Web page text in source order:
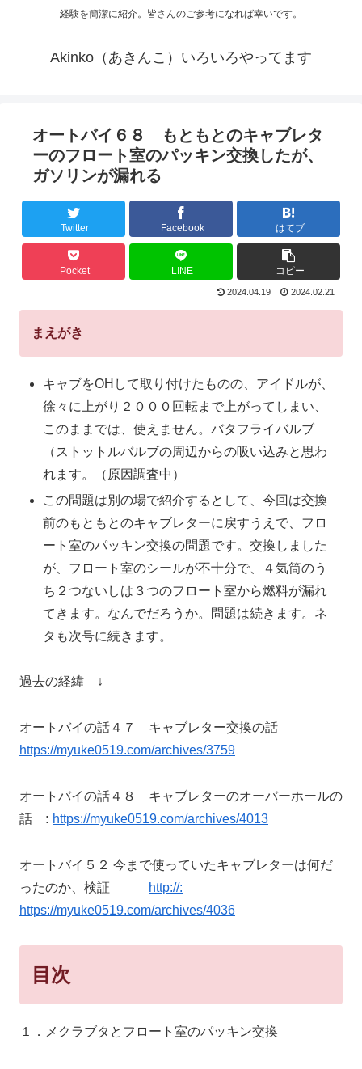
経験を簡潔に紹介。皆さんのご参考になれば幸いです。
Akinko（あきんこ）いろいろやってます
オートバイ６８ もともとのキャブレタ
ーのフロート室のパッキン交換したが、
ガソリンが漏れる
Twitter Facebook はてブ
Pocket LINE コピー
2024.04.19 2024.02.21
まえがき
キャブをOHして取り付けたものの、アイドルが、
徐々に上がり２０００回転まで上がってしまい、
このままでは、使えません。バタフライバルブ
（ストットルバルブの周辺からの吸い込みと思わ
れます。（原因調査中）
この問題は別の場で紹介するとして、今回は交換
前のもともとのキャブレターに戻すうえで、フロ
ート室のパッキン交換の問題です。交換しました
が、フロート室のシールが不十分で、４気筒のう
ち２つないしは３つのフロート室から燃料が漏れ
てきます。なんでだろうか。問題は続きます。ネ
タも次号に続きます。
過去の経緯 ↓
オートバイの話４７ キャブレター交換の話
https://myuke0519.com/archives/3759
オートバイの話４８ キャブレターのオーバーホールの
話 : https://myuke0519.com/archives/4013
オートバイ５２ 今まで使っていたキャブレターは何だ
ったのか、検証
http://:
https://myuke0519.com/archives/4036
目次
１．メクラブタとフロート室のパッキン交換